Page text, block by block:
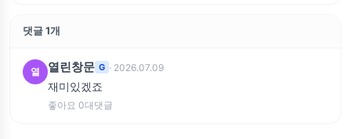
댓글 1개
열 열린창문 G · 2026.07.09
재미있겠죠
좋아요 0대댓글